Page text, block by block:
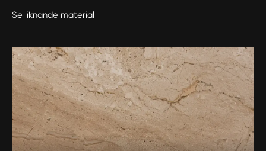
Se liknande material